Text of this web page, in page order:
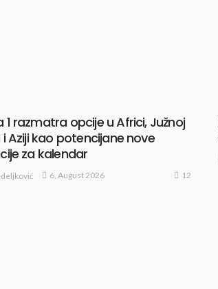
1 razmatra opcije u Africi, Južnoj
Aziji kao potencijane nove
za kalendar
6, August 2026 12